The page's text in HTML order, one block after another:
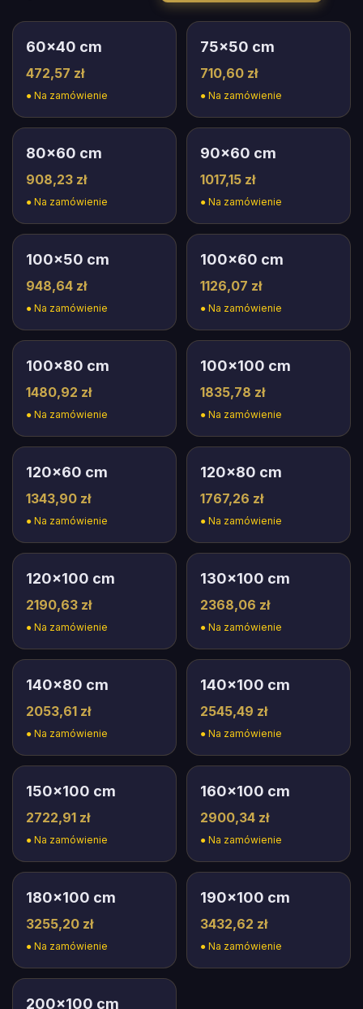
60×40 cm
472,57 zł
● Na zamówienie
75×50 cm
710,60 zł
● Na zamówienie
80×60 cm
908,23 zł
● Na zamówienie
90×60 cm
1017,15 zł
● Na zamówienie
100×50 cm
948,64 zł
● Na zamówienie
100×60 cm
1126,07 zł
● Na zamówienie
100×80 cm
1480,92 zł
● Na zamówienie
100×100 cm
1835,78 zł
● Na zamówienie
120×60 cm
1343,90 zł
● Na zamówienie
120×80 cm
1767,26 zł
● Na zamówienie
120×100 cm
2190,63 zł
● Na zamówienie
130×100 cm
2368,06 zł
● Na zamówienie
140×80 cm
2053,61 zł
● Na zamówienie
140×100 cm
2545,49 zł
● Na zamówienie
150×100 cm
2722,91 zł
● Na zamówienie
160×100 cm
2900,34 zł
● Na zamówienie
180×100 cm
3255,20 zł
● Na zamówienie
190×100 cm
3432,62 zł
● Na zamówienie
200×100 cm